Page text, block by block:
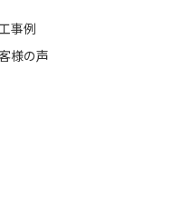
事例
様の声